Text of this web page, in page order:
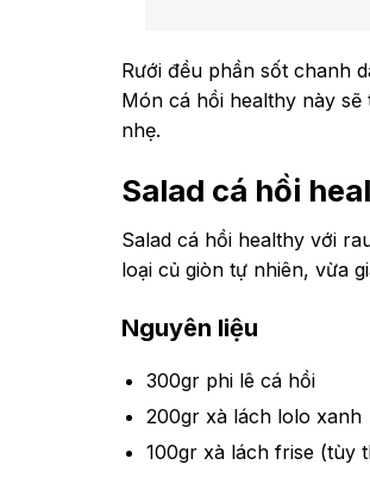
Rưới đều phần sốt chanh
Món cá hồi healthy này
nhẹ.
Salad cá hồi
Salad cá hồi healthy với
loại củ giòn tự nhiên, vừa
Nguyên liệu
300gr phi lê cá hồi
200gr xà lách lolo xanh
100gr xà lách frise (tùy